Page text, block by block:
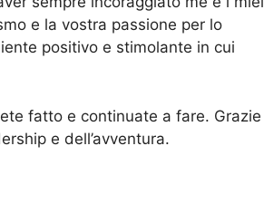
e la vostra passione per lo
positivo e stimolante in cui
fatto e continuate a fare. Grazie
e dell’avventura.